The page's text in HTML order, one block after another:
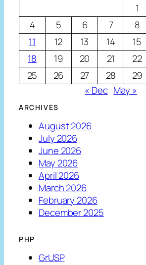
1
4
5 6 7 8
11
12 13 14 15
18
19 20 21 22
25
26 27 28 29
« Dec May »
ARCHIVES
August 2026
July 2026
June 2026
May 2026
April 2026
March 2026
February 2026
December 2025
PHP
GrUSP